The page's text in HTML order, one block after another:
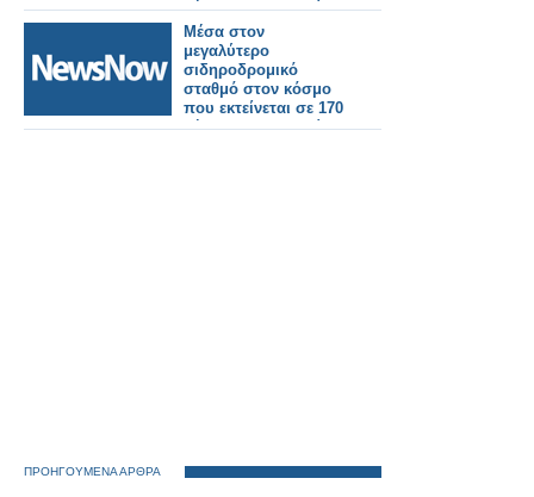
γήπεδα ποδοσφαίρου
στην Κίνα.
Μέσα στον
μεγαλύτερο
σιδηροδρομικό
σταθμό στον κόσμο
που εκτείνεται σε 170
γήπεδα ποδοσφαίρου
ΠΡΟΗΓΟΥΜΕΝΑ ΑΡΘΡΑ